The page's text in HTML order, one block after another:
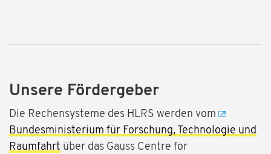
Unsere Fördergeber
Die Rechensysteme des HLRS werden vom
Bundesministerium für Forschung, Technologie und
Raumfahrt über das Gauss Centre for